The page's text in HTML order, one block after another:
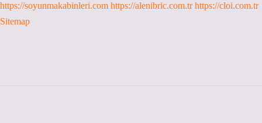
https://soyunmakabinleri.com https://alenibric.com.tr https://cloi.com.tr
Sitemap